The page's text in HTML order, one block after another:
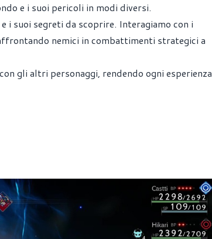
e i suoi pericoli in modi diversi.
i suoi segreti da scoprire. Interagiamo con i
nemici in combattimenti strategici a
gli altri personaggi, rendendo ogni esperienza